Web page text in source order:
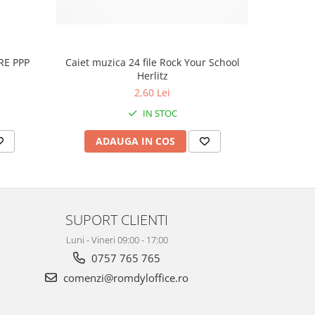
PPP
Caiet muzica 24 file Rock Your School
Herlitz
2,60 Lei
IN STOC
ADAUGA IN COS
SUPORT CLIENTI
Luni - Vineri 09:00 - 17:00
0757 765 765
comenzi@romdyloffice.ro